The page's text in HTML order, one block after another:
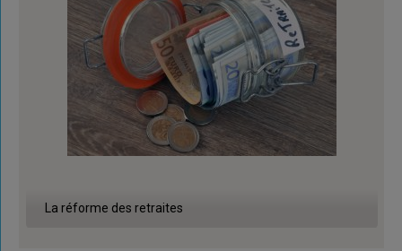
La réforme des retraites